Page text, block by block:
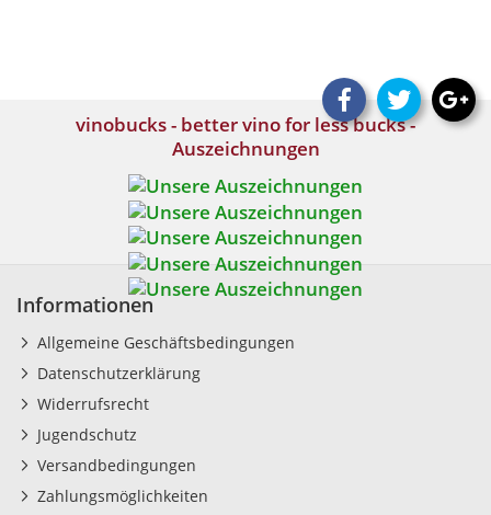
vinobucks - better vino for less bucks -
Auszeichnungen
Informationen
Allgemeine Geschäftsbedingungen
Datenschutzerklärung
Widerrufsrecht
Jugendschutz
Versandbedingungen
Zahlungsmöglichkeiten